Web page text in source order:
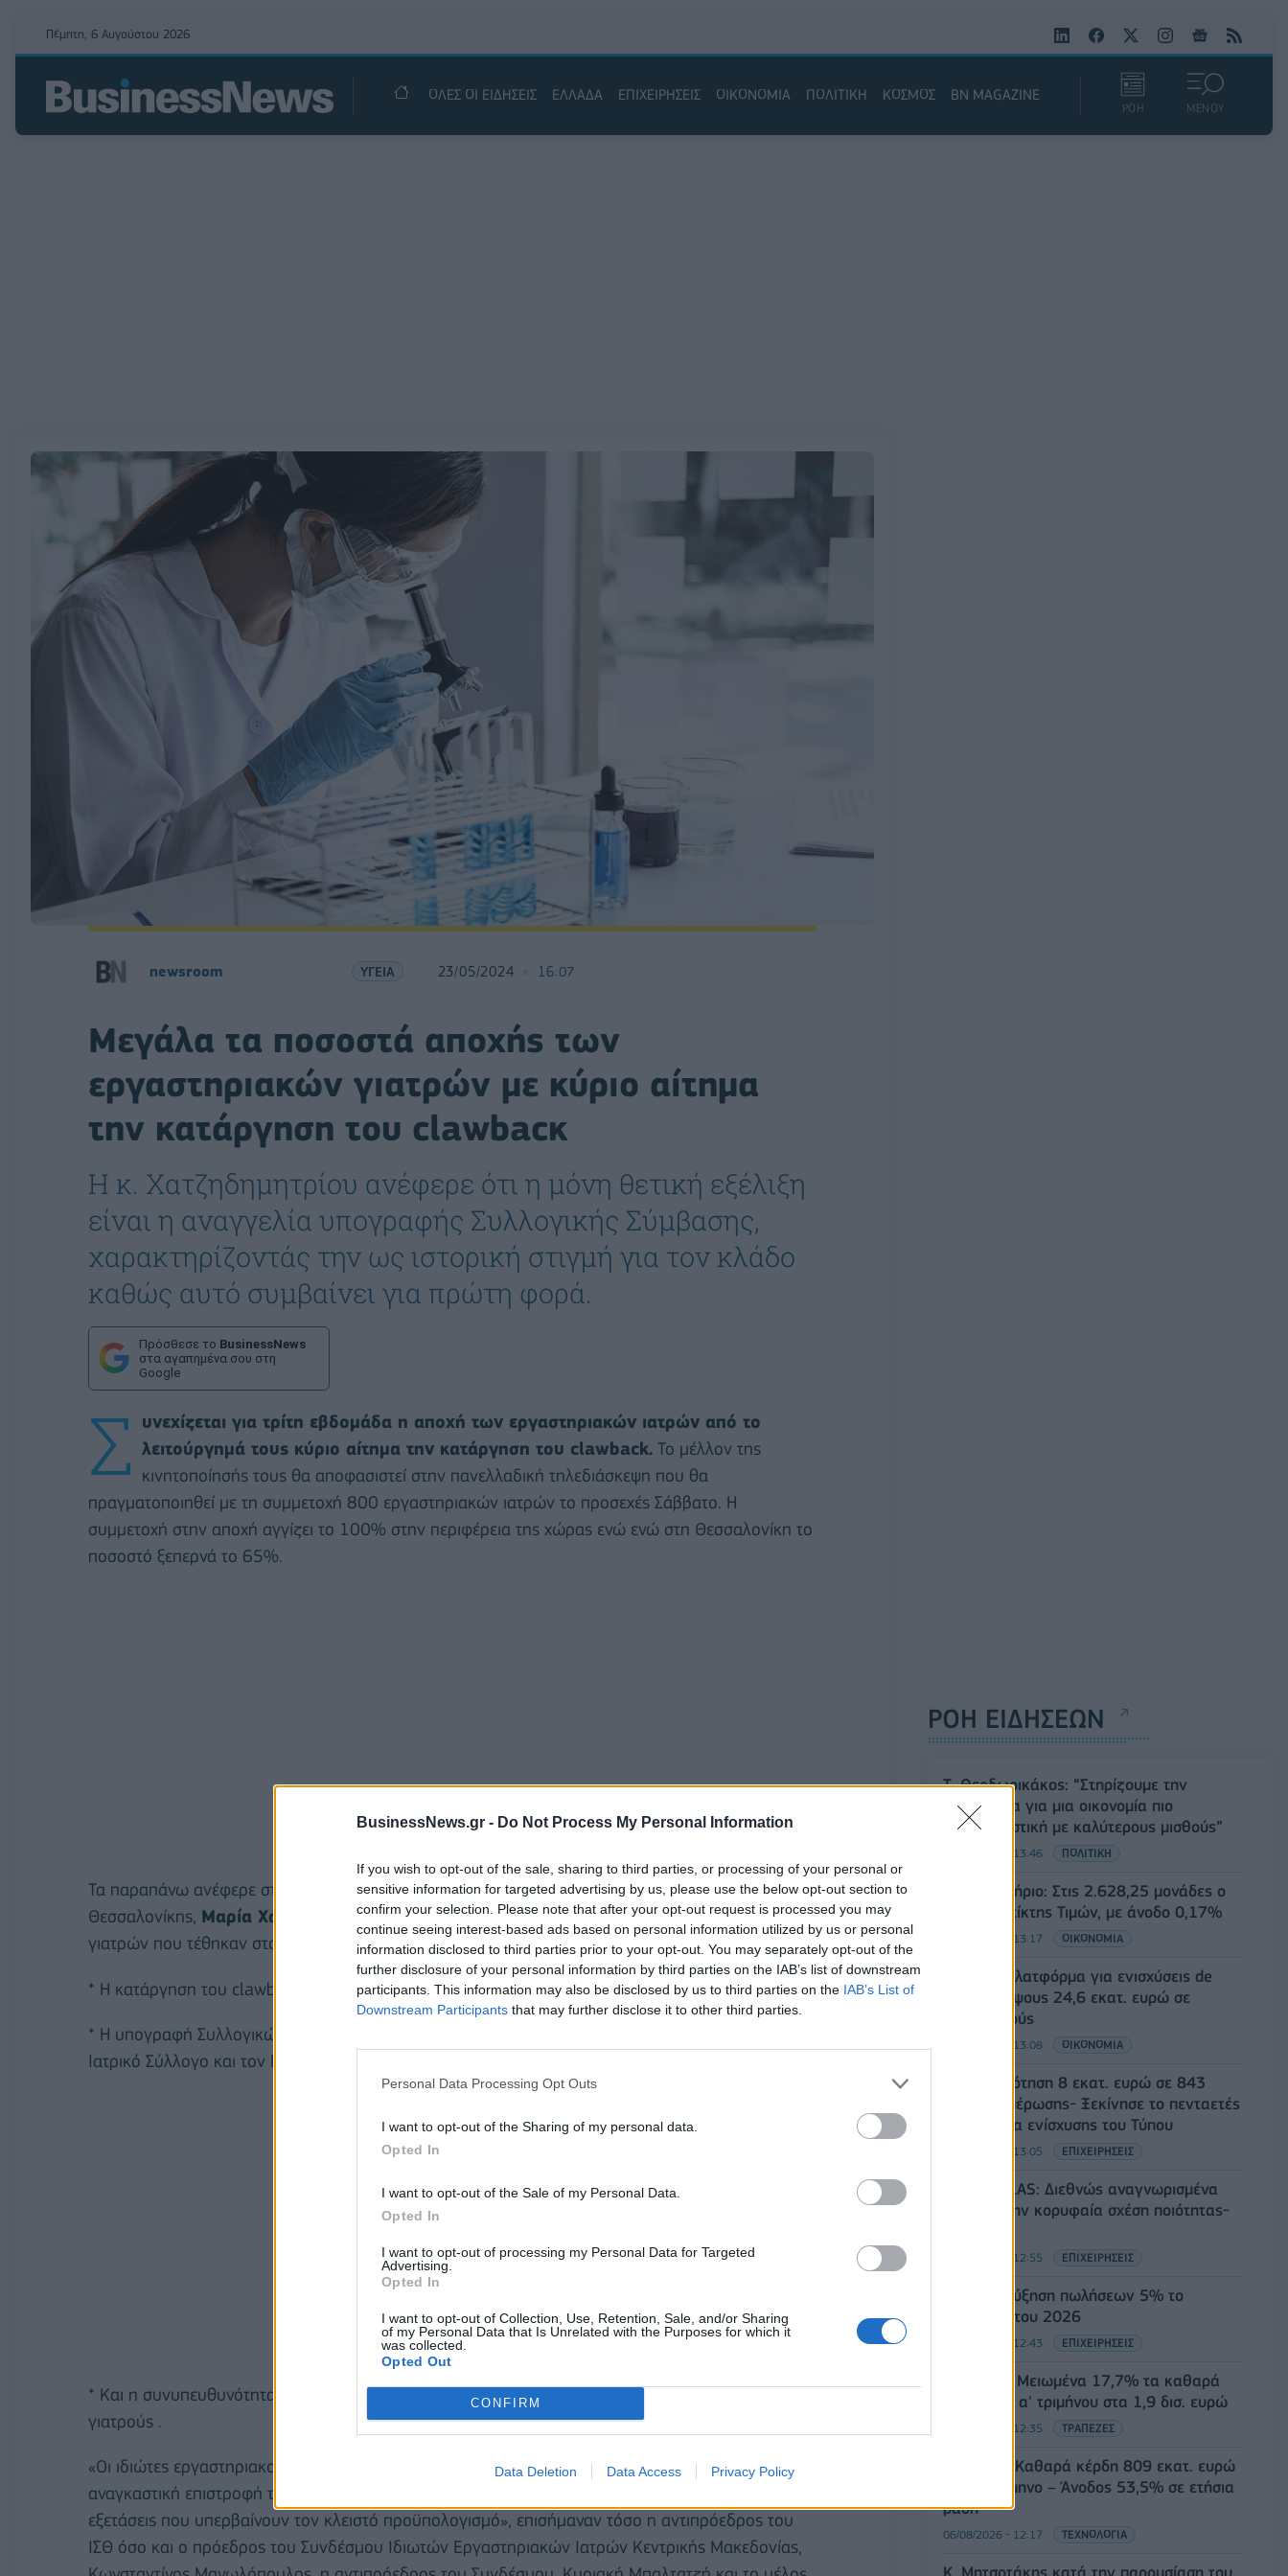
BusinessNews.gr - Do Not Process My Personal Information
If you wish to opt-out of the sale, sharing to third parties, or processing of your personal or
sensitive information for targeted advertising by us, please use the below opt-out section to
confirm your selection. Please note that after your opt-out request is processed you may
continue seeing interest-based ads based on personal information utilized by us or personal
information disclosed to third parties prior to your opt-out. You may separately opt-out of the
further disclosure of your personal information by third parties on the IAB’s list of downstream
participants. This information may also be disclosed by us to third parties on the IAB’s List of
Downstream Participants that may further disclose it to other third parties.
Personal Data Processing Opt Outs
I want to opt-out of the Sharing of my personal data.
Opted In
I want to opt-out of the Sale of my Personal Data.
Opted In
I want to opt-out of processing my Personal Data for Targeted
Advertising.
Opted In
I want to opt-out of Collection, Use, Retention, Sale, and/or Sharing
of my Personal Data that Is Unrelated with the Purposes for which it
was collected.
Opted Out
CONFIRM
Data Deletion Data Access Privacy Policy
Πέμπτη, 6 Αυγούστου 2026
ΟΛΕΣ ΟΙ ΕΙΔΗΣΕΙΣ ΕΛΛΑΔΑ ΕΠΙΧΕΙΡΗΣΕΙΣ ΟΙΚΟΝΟΜΙΑ ΠΟΛΙΤΙΚΗ ΚΟΣΜΟΣ BN MAGAZINE
ΡΟΗ ΜΕΝΟΥ
newsroom ΥΓΕΙΑ 23/05/2024 16:07
Μεγάλα τα ποσοστά αποχής των
εργαστηριακών γιατρών με κύριο αίτημα
την κατάργηση του clawbacκ
Η κ. Χατζηδημητρίου ανέφερε ότι η μόνη θετική εξέλιξη
είναι η αναγγελία υπογραφής Συλλογικής Σύμβασης,
χαρακτηρίζοντάς την ως ιστορική στιγμή για τον κλάδο
καθώς αυτό συμβαίνει για πρώτη φορά.
Πρόσθεσε το BusinessNews
στα αγαπημένα σου στη
Google
Σ
υνεχίζεται για τρίτη εβδομάδα η αποχή των εργαστηριακών ιατρών από το
λειτούργημά τους κύριο αίτημα την κατάργηση του clawback. Το μέλλον της
κινητοποίησής τους θα αποφασιστεί στην πανελλαδική τηλεδιάσκεψη που θα
πραγματοποιηθεί με τη συμμετοχή 800 εργαστηριακών ιατρών το προσεχές Σάββατο. Η
συμμετοχή στην αποχή αγγίζει το 100% στην περιφέρεια της χώρας ενώ ενώ στη Θεσσαλονίκη το
ποσοστό ξεπερνά το 65%.
Τα παραπάνω ανέφερε στη διάρκεια συνέντευξης τύπου η αντιπρόεδρος του Ιατρικού Συλλόγου
Θεσσαλονίκης, Μαρία Χατζηδημητρίουσημειώνοντας ότι τα αιτήματα των εργαστηριακών
γιατρών που τέθηκαν στον Yπουργό Υγείας είναι :
* Η κατάργηση του clawback ή έστω η μείωση στο 5% από 55-60% που είναι σήμερα .
* Η υπογραφή Συλλογικών Συμβάσεων των ιδιωτών εργαστηριακών γιατρών με τον Πανελλήνιο
Ιατρικό Σύλλογο και τον ΕΟΠΥΥ
* Και η συνυπευθυνότητα του clawback με το υπουργείο Υγείας, την ΗΔΙΚΑ και τους κλινικούς
γιατρούς .
«Οι ιδιώτες εργαστηριακοί ιατροί οδηγούνται στην εξόντωση με το clawback , δηλαδή με την
αναγκαστική επιστροφή των ποσών που τους οφείλει ο ΕΟΠΥΥ για εκτελεσμένες εργαστηριακές
εξετάσεις που υπερβαίνουν τον κλειστό προϋπολογισμό», επισήμαναν τόσο η αντιπρόεδρος του
ΙΣΘ όσο και ο πρόεδρος του Συνδέσμου Ιδιωτών Εργαστηριακών Ιατρών Κεντρικής Μακεδονίας,
ΡΟΗ ΕΙΔΗΣΕΩΝ
Τ. Θεοδωρικάκος: “Στηρίζουμε την
βιομηχανία για μια οικονομία πιο
ανταγωνιστική με καλύτερους μισθούς”
06/08/2026 - 13:46 ΠΟΛΙΤΙΚΗ
Χρηματιστήριο: Στις 2.628,25 μονάδες ο
Γενικός Δείκτης Τιμών, με άνοδο 0,17%
06/08/2026 - 13:17 ΟΙΚΟΝΟΜΙΑ
Άνοιξε η πλατφόρμα για ενισχύσεις de
minimis ύψους 24,6 εκατ. ευρώ σε
παραγωγούς
06/08/2026 - 13:08 ΟΙΚΟΝΟΜΙΑ
Χρηματοδότηση 8 εκατ. ευρώ σε 843
μέσα ενημέρωσης- Ξεκίνησε το πενταετές
πρόγραμμα ενίσχυσης του Τύπου
06/08/2026 - 13:05 ΕΠΙΧΕΙΡΗΣΕΙΣ
LIDL HELLAS: Διεθνώς αναγνωρισμένα
κρασιά στην κορυφαία σχέση ποιότητας-
06/08/2026 - 12:55 ΕΠΙΧΕΙΡΗΣΕΙΣ
JUMBO: Αύξηση πωλήσεων 5% το
επτάμηνο του 2026
06/08/2026 - 12:43 ΕΠΙΧΕΙΡΗΣΕΙΣ
SoftBank: Μειωμένα 17,7% τα καθαρά
κέρδη του α' τριμήνου στα 1,9 δισ. ευρώ
06/08/2026 - 12:35 ΤΡΑΠΕΖΕΣ
Nintendo: Καθαρά κέρδη 809 εκατ. ευρώ
στο α' τρίμηνο – Άνοδος 53,5% σε ετήσια
βάση
06/08/2026 - 12:17 ΤΕΧΝΟΛΟΓΙΑ